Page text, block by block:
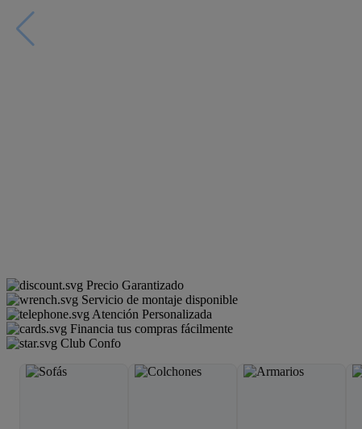
Precio Garantizado
Servicio de montaje disponible
Atención Personalizada
Financia tus compras fácilmente
Club Confo